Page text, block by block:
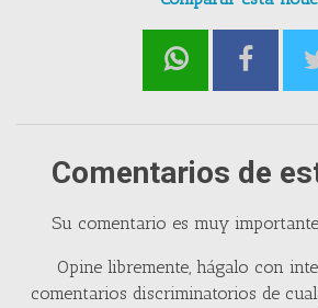
Comentarios de
Su comentario es muy
Opine libremente, hágalo con
comentarios discriminatorios de